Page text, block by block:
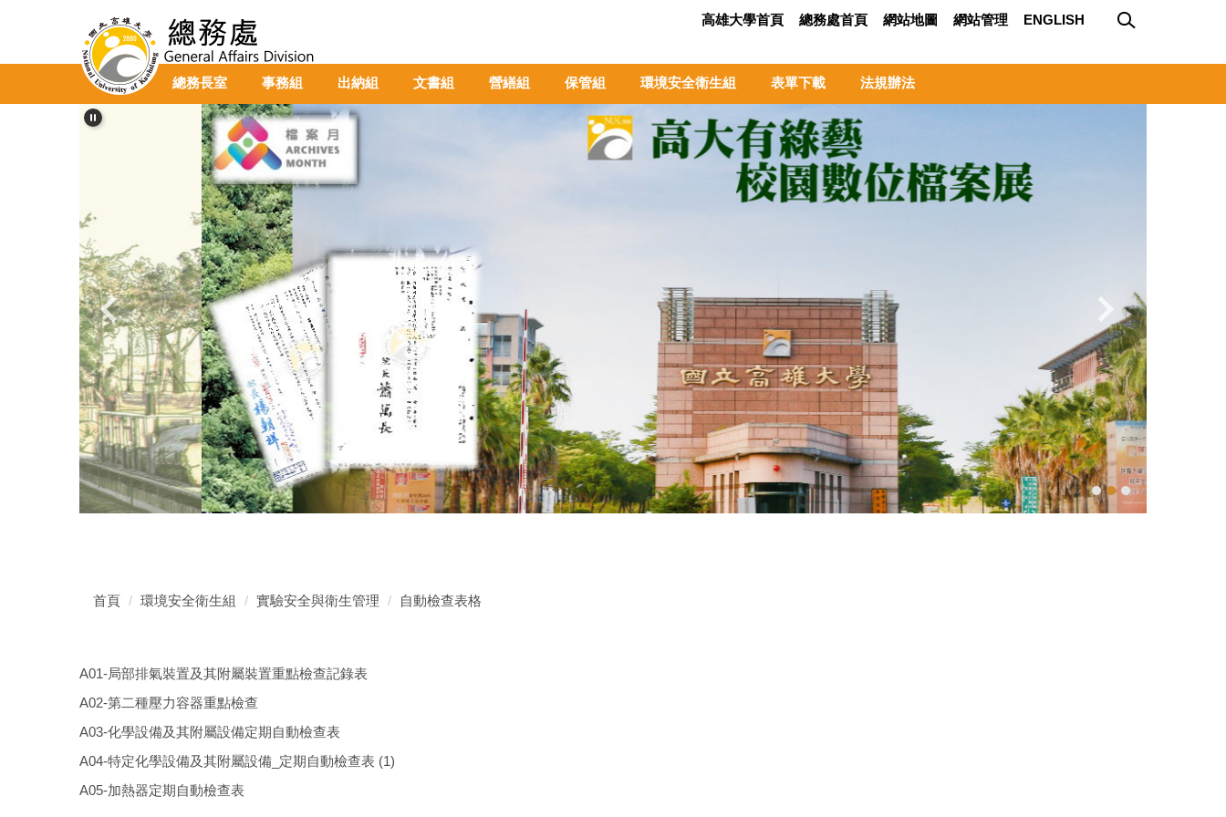
總務長室 事務組 出納組 文書組 營繕組 保管組 環境安全衛生組 表單下載 法規辦法
高雄大學首頁 總務處首頁 網站地圖 網站管理 ENGLISH
首頁 環境安全衛生組 實驗安全與衛生管理 自動檢查表格
A01-局部排氣裝置及其附屬裝置重點檢查記錄表
A02-第二種壓力容器重點檢查
A03-化學設備及其附屬設備定期自動檢查表
A04-特定化學設備及其附屬設備_定期自動檢查表 (1)
A05-加熱器定期自動檢查表